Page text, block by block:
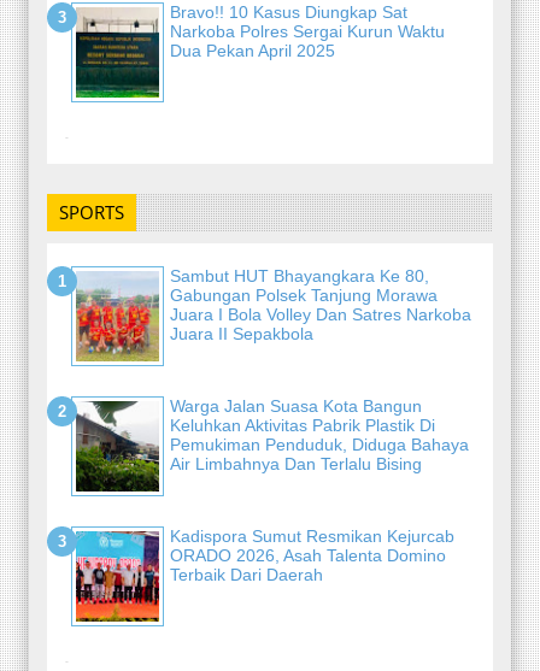
Bravo!! 10 Kasus Diungkap Sat
Narkoba Polres Sergai Kurun Waktu
Dua Pekan April 2025
-
SPORTS
Sambut HUT Bhayangkara Ke 80,
Gabungan Polsek Tanjung Morawa
Juara I Bola Volley Dan Satres Narkoba
Juara II Sepakbola
Warga Jalan Suasa Kota Bangun
Keluhkan Aktivitas Pabrik Plastik Di
Pemukiman Penduduk, Diduga Bahaya
Air Limbahnya Dan Terlalu Bising
Kadispora Sumut Resmikan Kejurcab
ORADO 2026, Asah Talenta Domino
Terbaik Dari Daerah
-